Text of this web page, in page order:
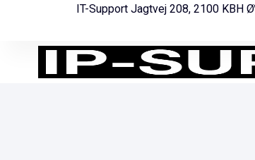
IT-Support Jagtvej 208, 2100 KBH Ø